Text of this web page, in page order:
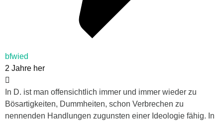
bfwied
2 Jahre her
In D. ist man offensichtlich immer und immer wieder zu
Bösartigkeiten, Dummheiten, schon Verbrechen zu
nennenden Handlungen zugunsten einer Ideologie fähig. In